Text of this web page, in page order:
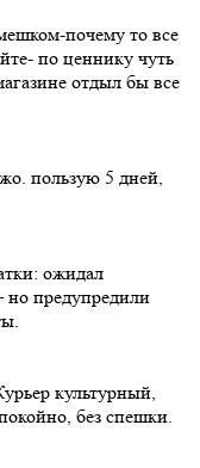
почему то все
по ценнику чуть
отдыл бы все
пользую 5 дней,
ожидал
но предупредили
культурный,
без спешки.